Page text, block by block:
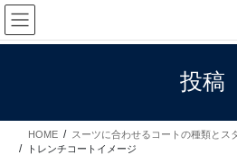
コ
ン
テ
ス
ナ
ビ
ゲ
ン
投稿
HOME
スーツに合わせるコートの種類とス
トレンチコートイメージ